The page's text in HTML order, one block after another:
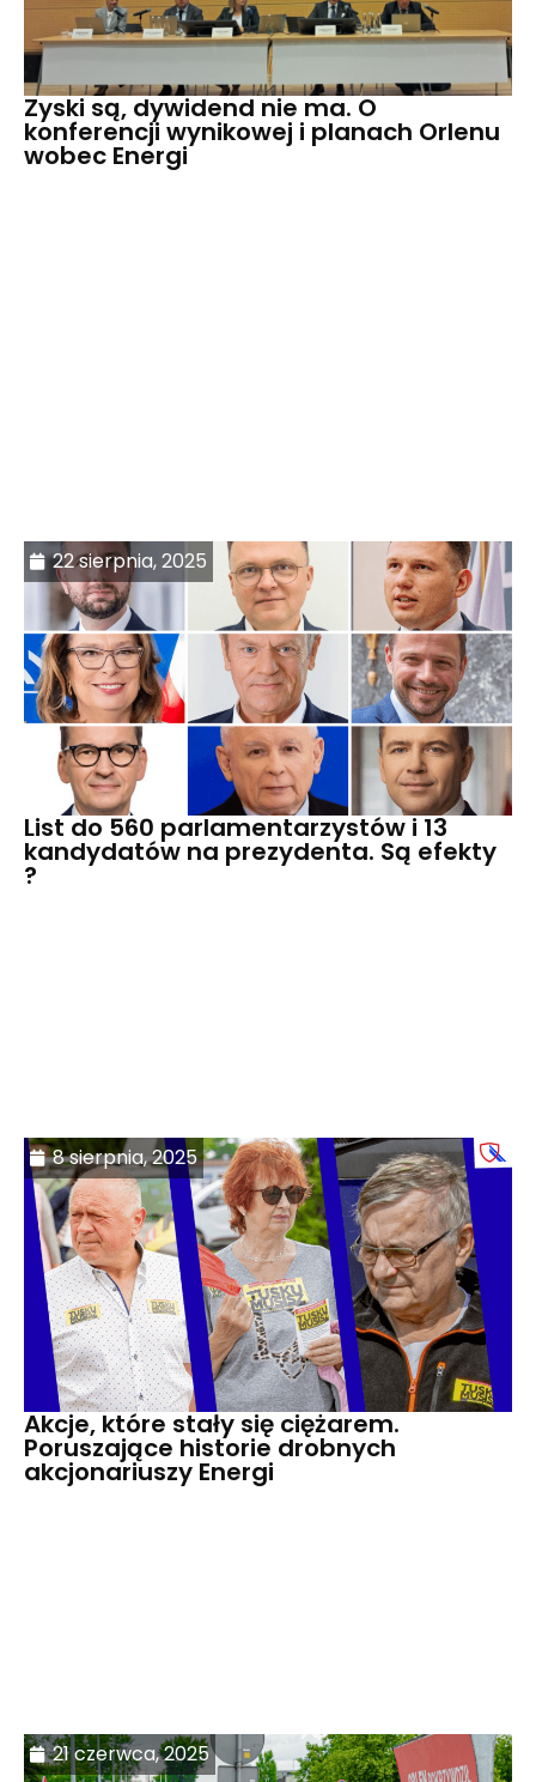
Zyski są, dywidend nie ma. O
konferencji wynikowej i planach Orlenu
wobec Energi
22 sierpnia, 2025
List do 560 parlamentarzystów i 13
kandydatów na prezydenta. Są efekty
?
8 sierpnia, 2025
Akcje, które stały się ciężarem.
Poruszające historie drobnych
akcjonariuszy Energi
21 czerwca, 2025